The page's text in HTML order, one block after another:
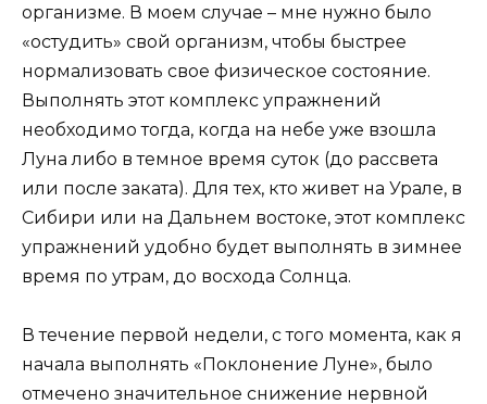
организме. В моем случае – мне нужно было
«остудить» свой организм, чтобы быстрее
нормализовать свое физическое состояние.
Выполнять этот комплекс упражнений
необходимо тогда, когда на небе уже взошла
Луна либо в темное время суток (до рассвета
или после заката). Для тех, кто живет на Урале, в
Сибири или на Дальнем востоке, этот комплекс
упражнений удобно будет выполнять в зимнее
время по утрам, до восхода Солнца.
В течение первой недели, с того момента, как я
начала выполнять «Поклонение Луне», было
отмечено значительное снижение нервной